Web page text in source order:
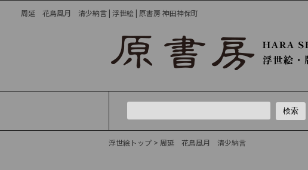
周延 花鳥風月 清少納言 | 浮世絵 | 原書房 神田神保町
浮世絵トップ > 周延 花鳥風月 清少納言